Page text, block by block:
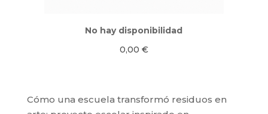
No hay disponibilidad
0,00 €
Cómo una escuela transformó residuos en